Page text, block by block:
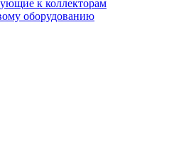
к коллекторам
оборудованию